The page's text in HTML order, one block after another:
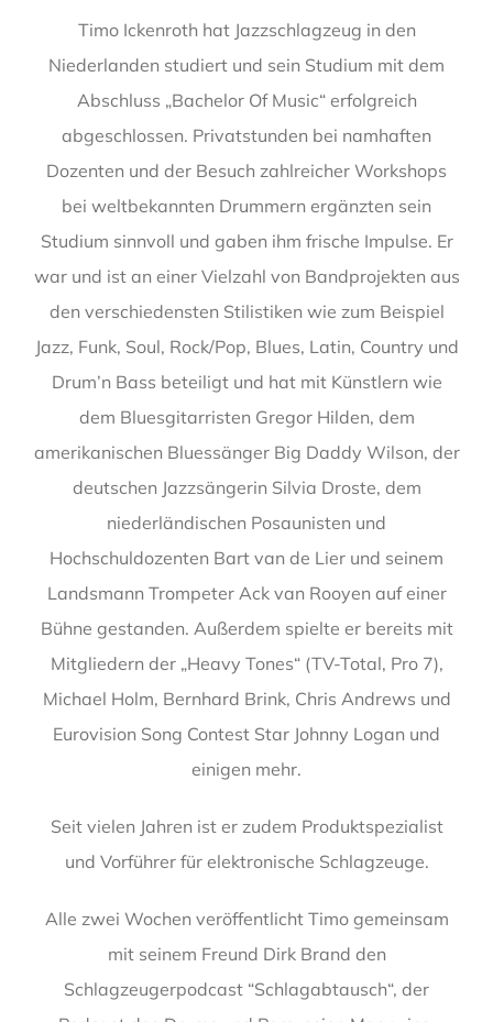
Timo Ickenroth hat Jazzschlagzeug in den
Niederlanden studiert und sein Studium mit dem
Abschluss „Bachelor Of Music“ erfolgreich
abgeschlossen. Privatstunden bei namhaften
Dozenten und der Besuch zahlreicher Workshops
bei weltbekannten Drummern ergänzten sein
Studium sinnvoll und gaben ihm frische Impulse. Er
war und ist an einer Vielzahl von Bandprojekten aus
den verschiedensten Stilistiken wie zum Beispiel
Jazz, Funk, Soul, Rock/Pop, Blues, Latin, Country und
Drum’n Bass beteiligt und hat mit Künstlern wie
dem Bluesgitarristen Gregor Hilden, dem
amerikanischen Bluessänger Big Daddy Wilson, der
deutschen Jazzsängerin Silvia Droste, dem
niederländischen Posaunisten und
Hochschuldozenten Bart van de Lier und seinem
Landsmann Trompeter Ack van Rooyen auf einer
Bühne gestanden. Außerdem spielte er bereits mit
Mitgliedern der „Heavy Tones“ (TV-Total, Pro 7),
Michael Holm, Bernhard Brink, Chris Andrews und
Eurovision Song Contest Star Johnny Logan und
einigen mehr.
Seit vielen Jahren ist er zudem Produktspezialist
und Vorführer für elektronische Schlagzeuge.
Alle zwei Wochen veröffentlicht Timo gemeinsam
mit seinem Freund Dirk Brand den
Schlagzeugerpodcast “Schlagabtausch“, der